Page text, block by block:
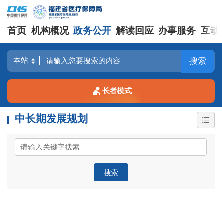
首页 机构概况 政务公开 解读回应 办事服务 互动
搜索
长者模式
中长期发展规划
搜索